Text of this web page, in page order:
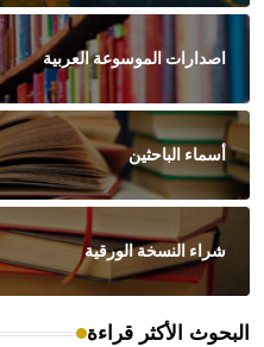
اصدارات الموسوعة العربية
أسماء الباحثين
شراء النسخة الورقية
البحوث الأكثر قراءة